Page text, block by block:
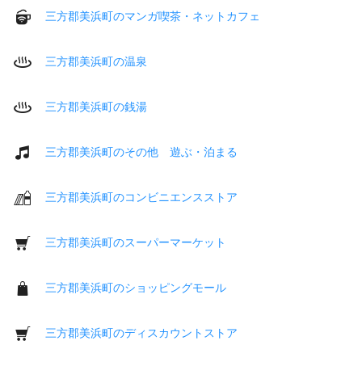
三方郡美浜町のマンガ喫茶・ネットカフェ
三方郡美浜町の温泉
三方郡美浜町の銭湯
三方郡美浜町のその他 遊ぶ・泊まる
三方郡美浜町のコンビニエンスストア
三方郡美浜町のスーパーマーケット
三方郡美浜町のショッピングモール
三方郡美浜町のディスカウントストア